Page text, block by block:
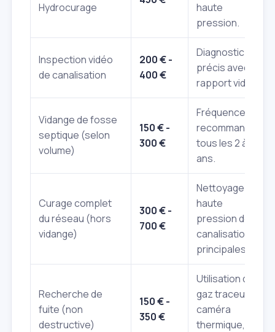
Hydrocurage
haute
pression.
Inspection vidéo
de canalisation
200 € -
400 €
Diagnostic
précis avec
rapport vidéo.
Vidange de fosse
septique (selon
volume)
150 € -
300 €
Fréquence
recommandée
tous les 2 à 4
ans.
Curage complet
du réseau (hors
vidange)
300 € -
700 €
Nettoyage
haute
pression des
canalisations
principales.
Recherche de
fuite (non
destructive)
150 € -
350 €
Utilisation de
gaz traceur,
caméra
thermique,